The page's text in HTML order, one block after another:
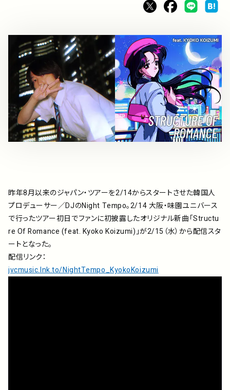
アーティスト
プレイリスト
ミュージックライブラリ
お問い合わせ 楽曲利用申込
昨年8月以来のジャパン・ツアーを2/14からスタートさせた韓国人
プロデューサー／DJのNight Tempo。2/14 大阪・味園ユニバース
で行ったツアー初日でファンに初披露したオリジナル新曲「Structu
re Of Romance (feat. Kyoko Koizumi)」が2/15（水）から配信スタ
ートとなった。
配信リンク：
jvcmusic.lnk.to/NightTempo_KyokoKoizumi